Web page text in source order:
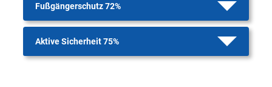
Fußgängerschutz 72%
Aktive Sicherheit 75%